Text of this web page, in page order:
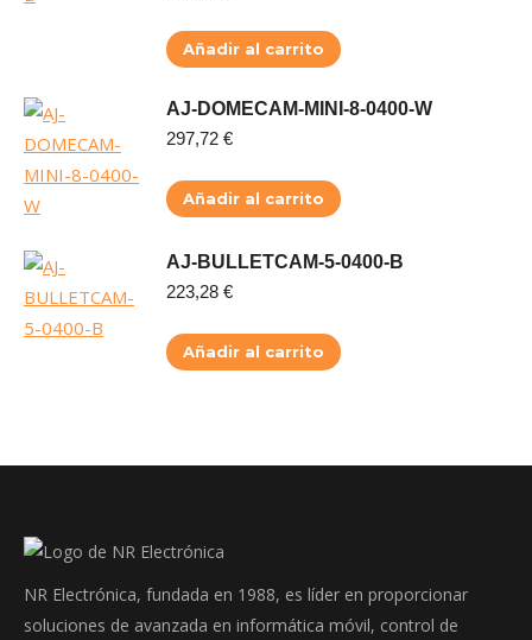
Añadir al carrito
AJ-DOMECAM-MINI-8-0400-W
297,72 €
Añadir al carrito
AJ-BULLETCAM-5-0400-B
223,28 €
Añadir al carrito
NR Electrónica, fundada en 1988, es líder en proporcionar
soluciones de avanzada en informática móvil, control de